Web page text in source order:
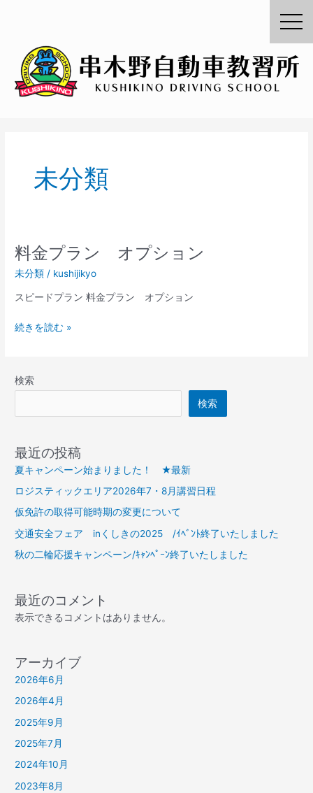
未分類
料金プラン オプション
未分類 / kushijikyo
スピードプラン 料金プラン オプション
料
プ
ラ
オ
ン
続きを読む »
検索
検索
最近の投稿
夏キャンペーン始まりました！ ★最新
ロジスティックエリア2026年7・8月講習日程
仮免許の取得可能時期の変更について
交通安全フェア inくしきの2025 /ｲﾍﾞﾝﾄ終了いたしました
秋の二輪応援キャンペーン/ｷｬﾝﾍﾟｰﾝ終了いたしました
最近のコメント
表示できるコメントはありません。
アーカイブ
2026年6月
2026年4月
2025年9月
2025年7月
2024年10月
2023年8月